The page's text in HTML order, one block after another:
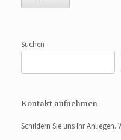
Suchen
Kontakt aufnehmen
Schildern Sie uns Ihr